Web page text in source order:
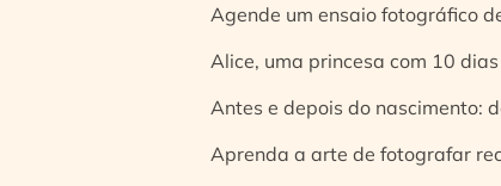
Agende um ensaio fotográfico
Alice, uma princesa com 10 dias
Antes e depois do nascimento:
Aprenda a arte de fotografar